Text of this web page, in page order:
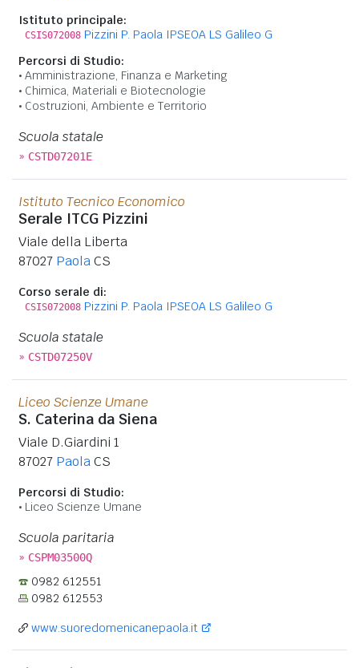
Istituto principale:
CSIS072008 Pizzini P. Paola IPSEOA LS Galileo G
Percorsi di Studio:
Amministrazione, Finanza e Marketing
Chimica, Materiali e Biotecnologie
Costruzioni, Ambiente e Territorio
Scuola statale
» CSTD07201E
Istituto Tecnico Economico
Serale ITCG Pizzini
Viale della Liberta
87027 PaolaCS
Corso serale di:
CSIS072008 Pizzini P. Paola IPSEOA LS Galileo G
Scuola statale
» CSTD07250V
Liceo Scienze Umane
S. Caterina da Siena
Viale D.Giardini 1
87027 PaolaCS
Percorsi di Studio:
Liceo Scienze Umane
Scuola paritaria
» CSPM03500Q
0982 612551
0982 612553
www.suoredomenicanepaola.it